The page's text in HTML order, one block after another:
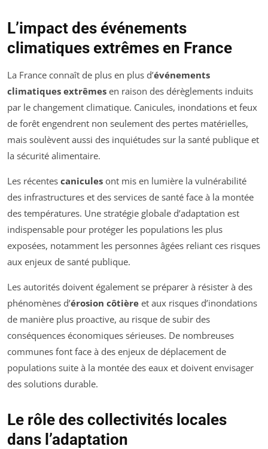
L’impact des événements
climatiques extrêmes en France
La France connaît de plus en plus d’événements
climatiques extrêmes en raison des dérèglements induits
par le changement climatique. Canicules, inondations et feux
de forêt engendrent non seulement des pertes matérielles,
mais soulèvent aussi des inquiétudes sur la santé publique et
la sécurité alimentaire.
Les récentes canicules ont mis en lumière la vulnérabilité
des infrastructures et des services de santé face à la montée
des températures. Une stratégie globale d’adaptation est
indispensable pour protéger les populations les plus
exposées, notamment les personnes âgées reliant ces risques
aux enjeux de santé publique.
Les autorités doivent également se préparer à résister à des
phénomènes d’érosion côtière et aux risques d’inondations
de manière plus proactive, au risque de subir des
conséquences économiques sérieuses. De nombreuses
communes font face à des enjeux de déplacement de
populations suite à la montée des eaux et doivent envisager
des solutions durable.
Le rôle des collectivités locales
dans l’adaptation